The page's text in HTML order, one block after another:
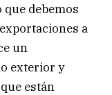
debemos
a
un
exterior y
están